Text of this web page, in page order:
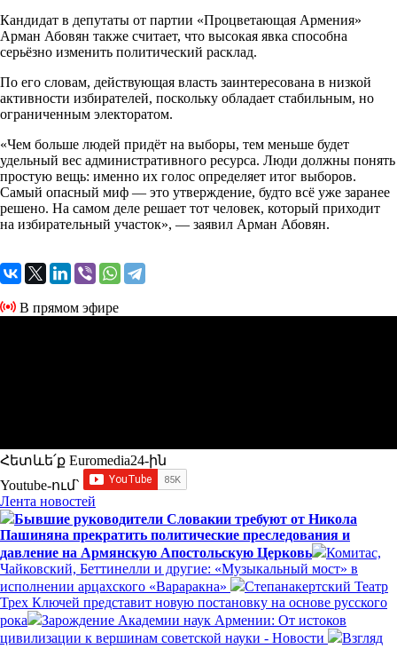
Кандидат в депутаты от партии «Процветающая Армения»
Арман Абовян также считает, что высокая явка способна
серьёзно изменить политический расклад.
По его словам, действующая власть заинтересована в низкой
активности избирателей, поскольку обладает стабильным, но
ограниченным электоратом.
«Чем больше людей придёт на выборы, тем меньше будет
удельный вес административного ресурса. Люди должны понять
простую вещь: именно их голос определяет итог выборов.
Самый опасный миф — это утверждение, будто всё уже заранее
решено. На самом деле решает тот человек, который приходит
на избирательный участок», — заявил Арман Абовян.
В прямом эфире
Հետևե՛ք Euromedia24-ին
Youtube-ում`
Лента новостей
Бывшие руководители Словакии требуют от Никола
Пашиняна прекратить политические преследования и
давление на Армянскую Апостольскую Церковь
Комитас,
Чайковский, Беттинелли и другие: «Музыкальный мост» в
исполнении арцахского «Вараракна»
Степанакертский Театр
Трех Ключей представит новую постановку на основе русского
рока
Зарождение Академии наук Армении: От истоков
цивилизации к вершинам советской науки - Новости
Взгляд